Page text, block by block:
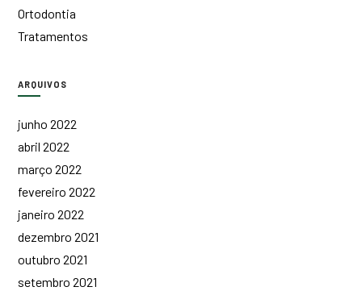
Ortodontia
Tratamentos
ARQUIVOS
junho 2022
abril 2022
março 2022
fevereiro 2022
janeiro 2022
dezembro 2021
outubro 2021
setembro 2021